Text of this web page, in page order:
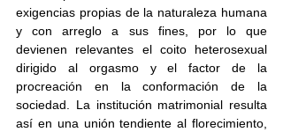
exigencias propias de la naturaleza humana
y con arreglo a sus fines, por lo que
devienen relevantes el coito heterosexual
dirigido al orgasmo y el factor de la
procreación en la conformación de la
sociedad. La institución matrimonial resulta
así en una unión tendiente al florecimiento,